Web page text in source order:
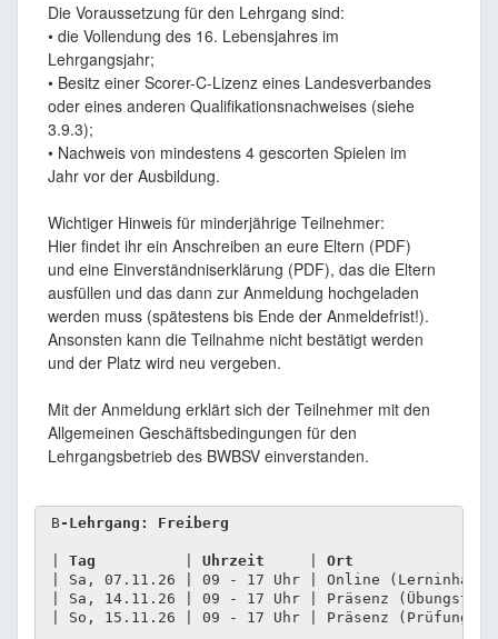
Die Voraussetzung für den Lehrgang sind:
• die Vollendung des 16. Lebensjahres im
Lehrgangsjahr;
• Besitz einer Scorer-C-Lizenz eines Landesverbandes
oder eines anderen Qualifikationsnachweises (siehe
3.9.3);
• Nachweis von mindestens 4 gescorten Spielen im
Jahr vor der Ausbildung.
Wichtiger Hinweis für minderjährige Teilnehmer:
Hier findet ihr ein Anschreiben an eure Eltern (PDF)
und eine Einverständniserklärung (PDF), das die Eltern
ausfüllen und das dann zur Anmeldung hochgeladen
werden muss (spätestens bis Ende der Anmeldefrist!).
Ansonsten kann die Teilnahme nicht bestätigt werden
und der Platz wird neu vergeben.
Mit der Anmeldung erklärt sich der Teilnehmer mit den
Allgemeinen Geschäftsbedingungen für den
Lehrgangsbetrieb des BWBSV einverstanden.
B
| Tag
          |
Uhrzeit | Ort
| Sa, 07.11.26 | 09 - 17 Uhr | Online
| Sa, 14.11.26 | 09 - 17 Uhr | Präsenz (Übungstag)